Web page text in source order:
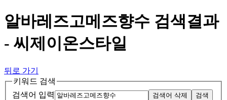
알바레즈고메즈향수 검색결과
- 씨제이온스타일
뒤로 가기
키워드 검색
검색어 입력
검색어 삭제 검색